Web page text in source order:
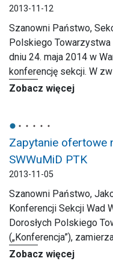
2013-11-12
Szanowni Państwo,
Polskiego
dniu 24. maja 2014 w
konferencję sekcji. W
Zobacz więcej
Zapytanie ofertowe
SWWuMiD PTK
2013-11-05
Szanowni Państwo,
Konferencji Sekcji Wad
Dorosłych Polskiego
(„Konferencja”),
Zobacz więcej